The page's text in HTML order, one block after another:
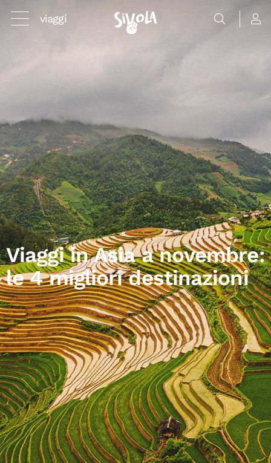
viaggi
Viaggi in Asia a novembre:
le 4 migliori destinazioni